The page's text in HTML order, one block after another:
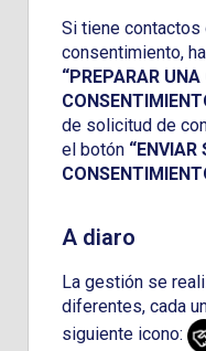
Si tiene contactos
consentimiento,
“PREPARAR
de solicitud de
el botón “ENVIAR
A diaro
La gestión se
diferentes, cada
siguiente icono: